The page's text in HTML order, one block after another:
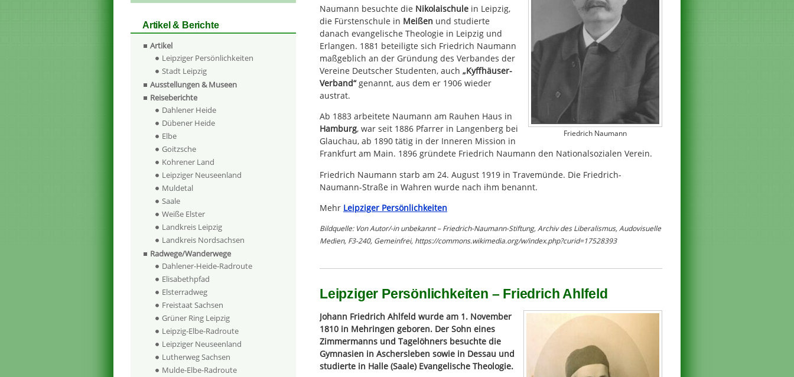
Friedrich Naumann
Naumann besuchte die Nikolaischule in Leipzig,
die Fürstenschule in Meißen und studierte
danach evangelische Theologie in Leipzig und
Erlangen. 1881 beteiligte sich Friedrich Naumann
maßgeblich an der Gründung des Verbandes der
Vereine Deutscher Studenten, auch „Kyffhäuser-
Verband“genannt, aus dem er 1906 wieder
austrat.
Ab 1883 arbeitete Naumann am Rauhen Haus in
Hamburg, war seit 1886 Pfarrer in Langenberg bei
Glauchau, ab 1890 tätig in der Inneren Mission in
Frankfurt am Main. 1896 gründete Friedrich Naumann den Nationalsozialen Verein.
Friedrich Naumann starb am 24. August 1919 in Travemünde. Die Friedrich-
Naumann-Straße in Wahren wurde nach ihm benannt.
Mehr Leipziger Persönlichkeiten
Bildquelle: Von Autor/-in unbekannt – Friedrich-Naumann-Stiftung, Archiv des Liberalismus, Audovisuelle
Medien, F3-240, Gemeinfrei, https://commons.wikimedia.org/w/index.php?curid=17528393
Leipziger Persönlichkeiten – Friedrich Ahlfeld
Johann Friedrich Ahlfeld wurde am 1. November
1810 in Mehringen geboren. Der Sohn eines
Zimmermanns und Tagelöhners besuchte die
Gymnasien in Aschersleben sowie in Dessau und
studierte in Halle (Saale) Evangelische Theologie.
Artikel & Berichte
Artikel
Leipziger Persönlichkeiten
Stadt Leipzig
Ausstellungen & Museen
Reiseberichte
Dahlener Heide
Dübener Heide
Elbe
Goitzsche
Kohrener Land
Leipziger Neuseenland
Muldetal
Saale
Weiße Elster
Landkreis Leipzig
Landkreis Nordsachsen
Radwege/Wanderwege
Dahlener-Heide-Radroute
Elisabethpfad
Elsterradweg
Freistaat Sachsen
Grüner Ring Leipzig
Leipzig-Elbe-Radroute
Leipziger Neuseenland
Lutherweg Sachsen
Mulde-Elbe-Radroute